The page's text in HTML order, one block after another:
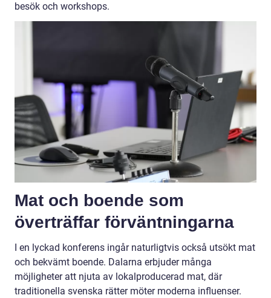
besök och workshops.
Mat och boende som
överträffar förväntningarna
I en lyckad konferens ingår naturligtvis också utsökt mat
och bekvämt boende. Dalarna erbjuder många
möjligheter att njuta av lokalproducerad mat, där
traditionella svenska rätter möter moderna influenser.